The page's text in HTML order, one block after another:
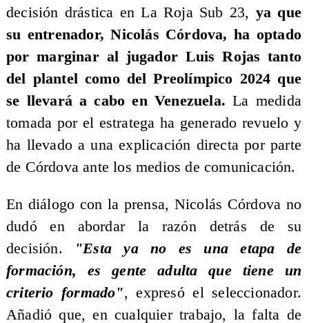
decisión drástica en La Roja Sub 23, ya que
su entrenador, Nicolás Córdova, ha optado
por marginar al jugador Luis Rojas tanto
del plantel como del Preolímpico 2024 que
se llevará a cabo en Venezuela. La medida
tomada por el estratega ha generado revuelo y
ha llevado a una explicación directa por parte
de Córdova ante los medios de comunicación.
En diálogo con la prensa, Nicolás Córdova no
dudó en abordar la razón detrás de su
decisión.
"Esta ya no es una etapa de
formación, es gente adulta que tiene un
criterio formado", expresó el seleccionador.
Añadió que, en cualquier trabajo, la falta de